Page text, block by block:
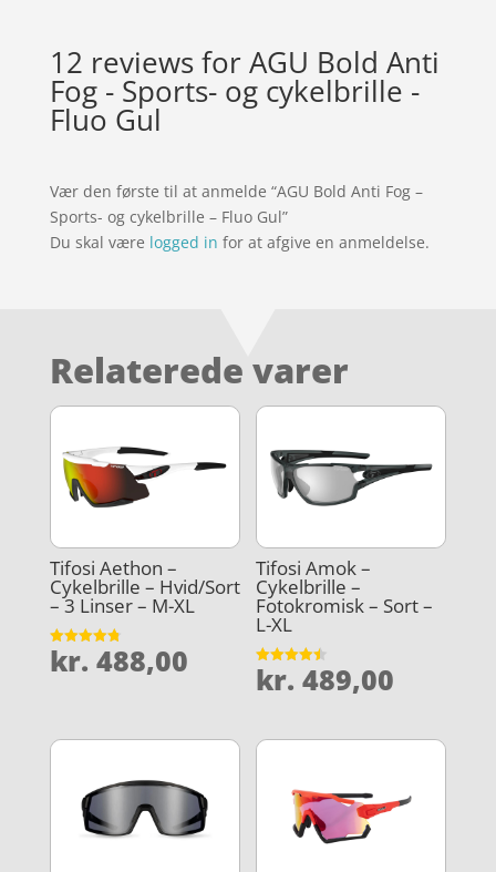
12 reviews forAGU Bold Anti
Fog - Sports- og cykelbrille -
Fluo Gul
Vær den første til at anmelde “AGU Bold Anti Fog –
Sports- og cykelbrille – Fluo Gul”
Du skal være logged in for at afgive en anmeldelse.
Relaterede varer
Tifosi Aethon –
Cykelbrille – Hvid/Sort
– 3 Linser – M-XL
Vurderet
4.8
kr. 488,00
Tifosi Amok –
Cykelbrille –
Fotokromisk – Sort –
L-XL
Vurderet
4.5
kr. 489,00